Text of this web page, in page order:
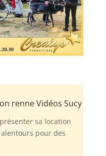
renne Vidéos Sucy
sa location
pour des